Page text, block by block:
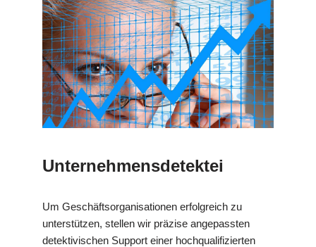
Unternehmensdetektei
Um Geschäftsorganisationen erfolgreich zu
unterstützen, stellen wir präzise angepassten
detektivischen Support einer hochqualifizierten